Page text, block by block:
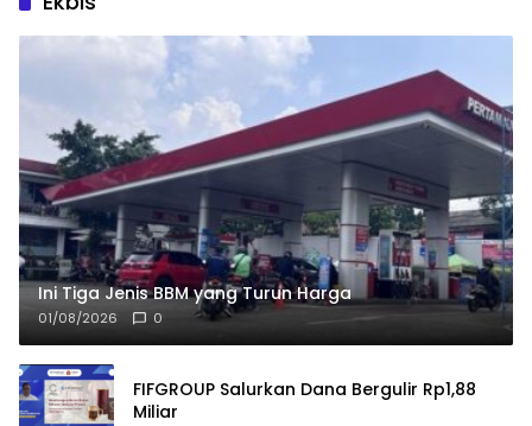
Ini Tiga Jenis BBM yang Turun Harga
01/08/2026 0
FIFGROUP Salurkan Dana Bergulir Rp1,88
Miliar